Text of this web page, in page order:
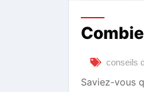
conseils
Saviez-vous